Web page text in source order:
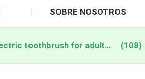
SOBRE NOSOTROS
waterproof electric toothbrush for adults fabricación en línea (108)